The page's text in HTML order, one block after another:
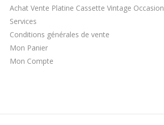
Achat Vente Platine Cassette Vintage Occasion
Services
Conditions générales de vente
Mon Panier
Mon Compte